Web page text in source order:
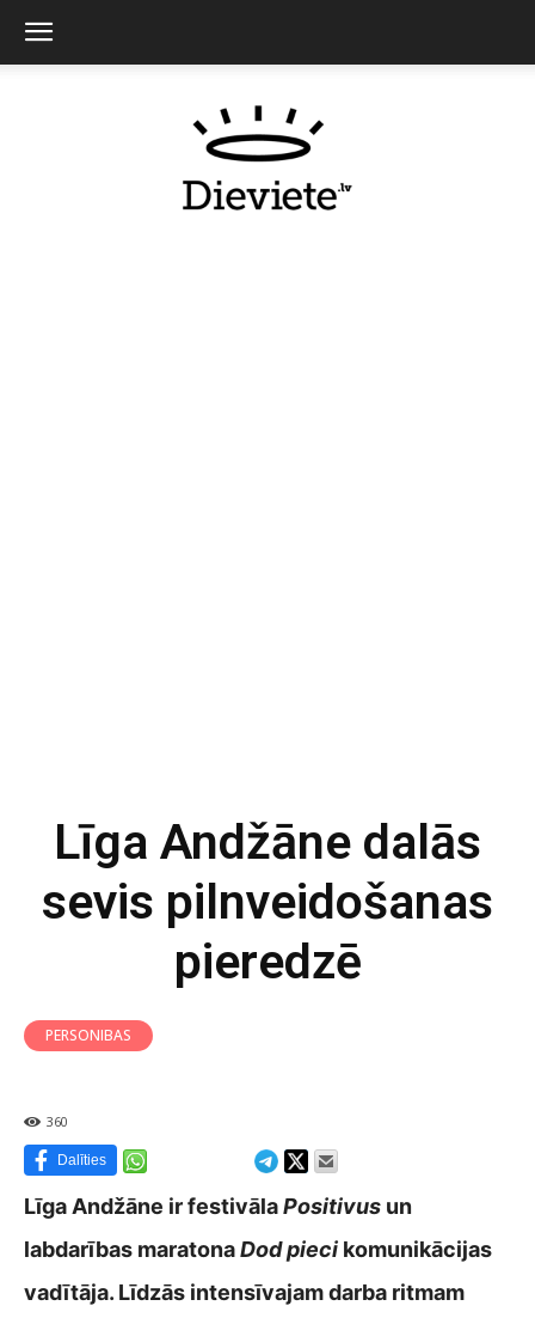
Līga Andžāne dalās
sevis pilnveidošanas
pieredzē
PERSONIBAS
360
Dalīties
Līga Andžāne ir festivālaPositivus un
labdarības maratonaDod pieci komunikācijas
vadītāja. Līdzās intensīvajam darba ritmam